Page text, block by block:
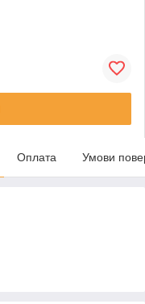
Оплата Умови